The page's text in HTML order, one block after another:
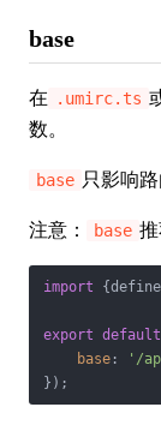
base
在 .umirc.ts
数。
base 只影响
注意： base
import
export default
base : '/